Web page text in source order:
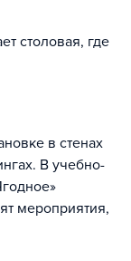
столовая, где
в стенах
В учебно-
мероприятия,